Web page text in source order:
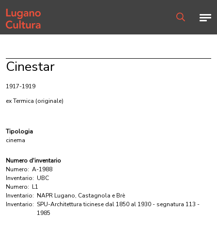
Home page
Cinestar
1917-1919
ex Termica (originale)
Tipologia
cinema
Numero d'inventario
Numero: A-1988
Inventario: UBC
Numero: L1
Inventario: NAPR Lugano, Castagnola e Brè
Inventario: SPU-Architettura ticinese dal 1850 al 1930 - segnatura 113 -
1985